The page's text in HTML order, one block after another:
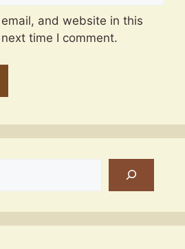
and website in this
time I comment.